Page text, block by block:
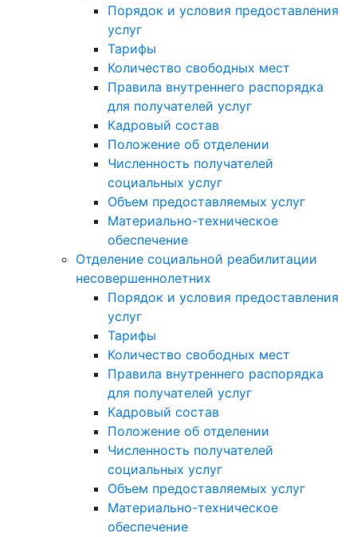
Порядок и условия предоставления
услуг
Тарифы
Количество свободных мест
Правила внутреннего распорядка
для получателей услуг
Кадровый состав
Положение об отделении
Численность получателей
социальных услуг
Объем предоставляемых услуг
Материально-техническое
обеспечение
Отделение социальной реабилитации
несовершеннолетних
Порядок и условия предоставления
услуг
Тарифы
Количество свободных мест
Правила внутреннего распорядка
для получателей услуг
Кадровый состав
Положение об отделении
Численность получателей
социальных услуг
Объем предоставляемых услуг
Материально-техническое
обеспечение